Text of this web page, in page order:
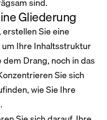
Gliederung
Sie eine
um Ihre Inhaltsstruktur
Drang, noch in das
Sie sich
wie Sie Ihre